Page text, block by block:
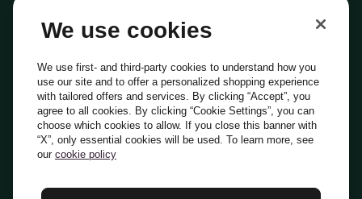
Everli Shoppers
Scopri chi siamo
Domande frequenti
Lavora con noi
Diventa Shopper
Investitori
PrivacyCookiePreferenze Cookie
Termini e Condizioni
Italiano
We use cookies
We use first- and third-party cookies to understand how you
use our site and to offer a personalized shopping experience
with tailored offers and services. By clicking “Accept”, you
agree to all cookies. By clicking “Cookie Settings”, you can
choose which cookies to allow. If you close this banner with
“X”, only essential cookies will be used. To learn more, see
our cookie policy